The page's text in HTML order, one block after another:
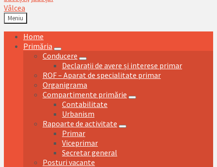
Meniu
Home
Primăria
Conducere
Declarații de avere și interese primar
ROF – Aparat de specialitate primar
Organigrama
Compartimente primărie
Contabilitate
Urbanism
Rapoarte de activitate
Primar
Viceprimar
Secretar general
Posturi vacante